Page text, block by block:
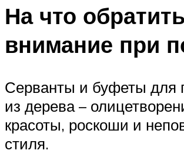
На что обратить
внимание при
Серванты и буфеты для
из дерева –
красоты, роскоши и
стиля.